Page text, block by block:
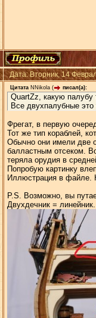
Дата: Вторник, 14
Цитата NNikola ( писал(а):
QuartZz, какую палубу
Все двухпалубные
Фрегат, в первую
Тот же тип кораблей,
Обычно они имели две
балластным отсеком.
теряла орудия в
Попробую картинку
Иллюстрация в файле.
P.S. Возможно, вы
Двухдечник =